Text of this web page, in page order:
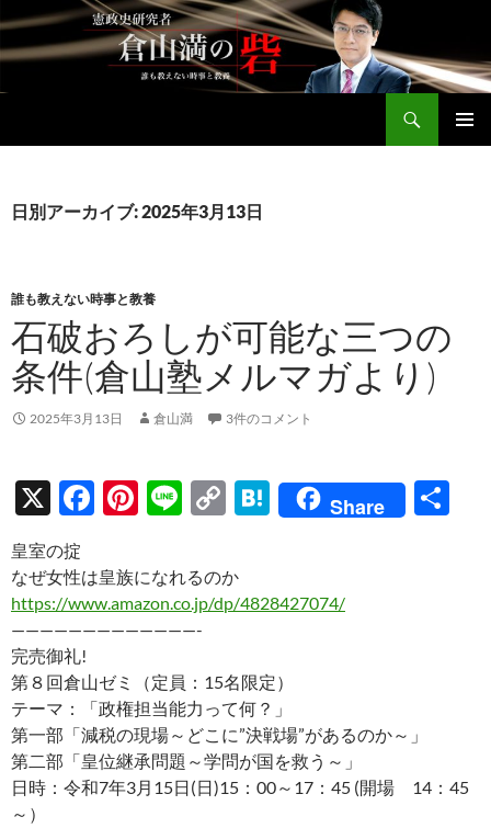
テ
ン
へ
ッ
日別アーカイブ: 2025年3月13日
誰も教えない時事と教養
石破おろしが可能な三つの
条件(倉山塾メルマガより)
2025年3月13日 倉山満 3件のコメント
X
F
e
b
o
o
k
Pi
er
es
t
Li
e
C
p
y
n
k
H
n
Share
皇室の掟
なぜ女性は皇族になれるのか
https://www.amazon.co.jp/dp/4828427074/
—————————————-
完売御礼!
第８回倉山ゼミ（定員：15名限定）
テーマ：「政権担当能力って何？」
第一部「減税の現場～どこに”決戦場”があるのか～」
第二部「皇位継承問題～学問が国を救う～」
日時：令和7年3月15日(日)15：00～17：45 (開場 14：45
～）